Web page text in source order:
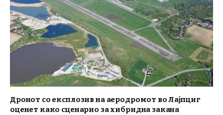
Дронот со експлозив на аеродромот во Лајпциг
оценет како сценарио за хибридна закана